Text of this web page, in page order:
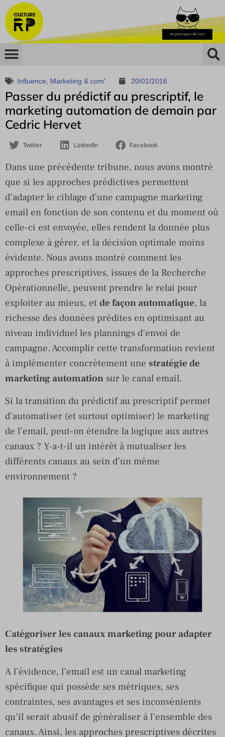
Influence Marketing & com' 20/01/2016
Passer du prédictif au prescriptif, le
marketing automation de demain par
Cedric Hervet
Twitter LinkedIn Facebook
Dans une précédente tribune, nous avons montré
que si les approches prédictives permettent
d’adapter le ciblage d’une campagne marketing
email en fonction de son contenu et du moment où
celle-ci est envoyée, elles rendent la donnée plus
complexe à gérer, et la décision optimale moins
évidente. Nous avons montré comment les
approches prescriptives, issues de la Recherche
Opérationnelle, peuvent prendre le relai pour
exploiter au mieux, et de façon automatique, la
richesse des données prédites en optimisant au
niveau individuel les plannings d’envoi de
campagne. Accomplir cette transformation revient
à implémenter concrètement une stratégie de
marketing automation sur le canal email.
Si la transition du prédictif au prescriptif permet
d’automatiser (et surtout optimiser) le marketing
de l’email, peut-on étendre la logique aux autres
canaux ? Y-a-t-il un intérêt à mutualiser les
différents canaux au sein d’un même
environnement ?
Catégoriser les canaux marketing pour adapter
les stratégies
A l’évidence, l’email est un canal marketing
spécifique qui possède ses métriques, ses
contraintes, ses avantages et ses inconvénients
qu’il serait abusif de généraliser à l’ensemble des
canaux. Ainsi, les approches prescriptives décrites